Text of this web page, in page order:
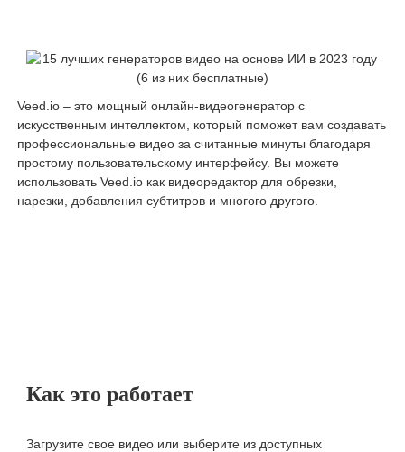
Veed.io – это мощный онлайн-видеогенератор с
искусственным интеллектом, который поможет вам создавать
профессиональные видео за считанные минуты благодаря
простому пользовательскому интерфейсу. Вы можете
использовать Veed.io как видеоредактор для обрезки,
нарезки, добавления субтитров и многого другого.
Как это работает
Загрузите свое видео или выберите из доступных